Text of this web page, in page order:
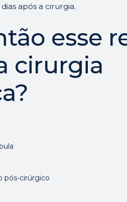
após a cirurgia.
esse
cirurgia
pós-cirúrgico